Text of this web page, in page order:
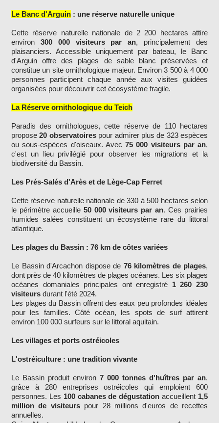
Le Banc d'Arguin : une réserve naturelle unique
Cette réserve naturelle nationale de 2 200 hectares attire
environ 300 000 visiteurs par an, principalement des
plaisanciers. Accessible uniquement par bateau, le Banc
d'Arguin offre des plages de sable blanc préservées et
constitue un site ornithologique majeur. Environ 3 500 à 4 000
personnes participent chaque année aux visites guidées
organisées pour découvrir cet écosystème fragile.
La Réserve ornithologique du Teich
Paradis des ornithologues, cette réserve de 110 hectares
propose20 observatoirespour admirer plus de 323 espèces
ou sous-espèces d'oiseaux. Avec 75 000 visiteurs par an,
c'est un lieu privilégié pour observer les migrations et la
biodiversité du Bassin.
Les Prés-Salés d'Arès et de Lège-Cap Ferret
Cette réserve naturelle nationale de 330 à 500 hectares selon
le périmètre accueille 50 000 visiteurs par an. Ces prairies
humides salées constituent un écosystème rare du littoral
atlantique.
Les plages du Bassin : 76 km de côtes variées
Le Bassin d'Arcachon dispose de 76 kilomètres de plages,
dont près de 40 kilomètres de plages océanes. Les six plages
océanes domaniales principales ont enregistré 1 260 230
visiteurs durant l'été 2024.
Les plages du Bassin offrent des eaux peu profondes idéales
pour les familles. Côté océan, les spots de surf attirent
environ 100 000 surfeurs sur le littoral aquitain.
Les villages et ports ostréicoles
L'ostréiculture : une tradition vivante
Le Bassin produit environ 7 000 tonnes d'huîtres par an,
grâce à 280 entreprises ostréicoles qui emploient 600
personnes. Les 100 cabanes de dégustation accueillent 1,5
million de visiteurspour 28 millions d'euros de recettes
annuelles.